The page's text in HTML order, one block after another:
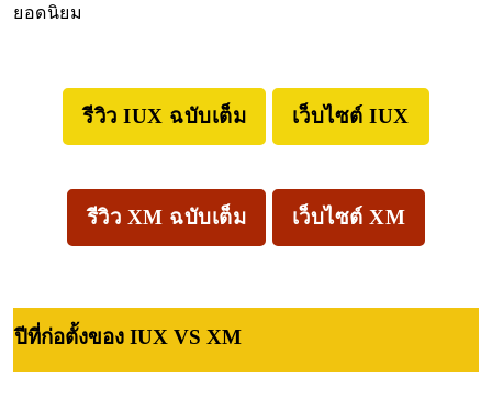
ยอดนิยม
รีวิว IUX ฉบับเต็ม เว็บไซต์ IUX
รีวิว XM ฉบับเต็ม เว็บไซต์ XM
ปีที่ก่อตั้งของ IUX VS XM